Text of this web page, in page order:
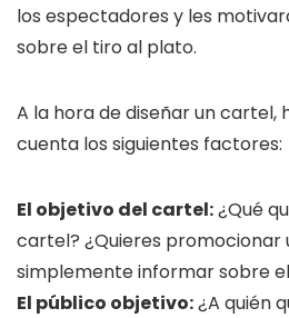
los espectadores y les
sobre el tiro al plato.
A la hora de diseñar un cartel,
cuenta los siguientes factores:
El objetivo del cartel:¿Qué
cartel? ¿Quieres promocionar
simplemente informar sobre
El público objetivo:¿A quién